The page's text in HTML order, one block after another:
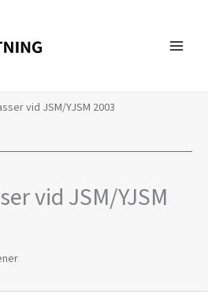
vid JSM/YJSM 2003
vid JSM/YJSM